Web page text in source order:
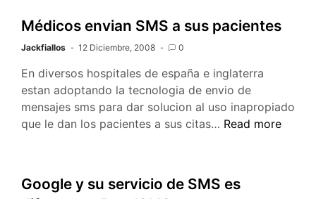
objeto
.NET
Médicos envian SMS a sus pacientes
Jackfiallos 12 Diciembre, 2008 0
En diversos hospitales de españa e inglaterra
estan adoptando la tecnologia de envio de
mensajes sms para dar solucion al uso inapropiado
que le dan los pacientes a sus citas… Médicos
sus
Read more
Google y su servicio de SMS es